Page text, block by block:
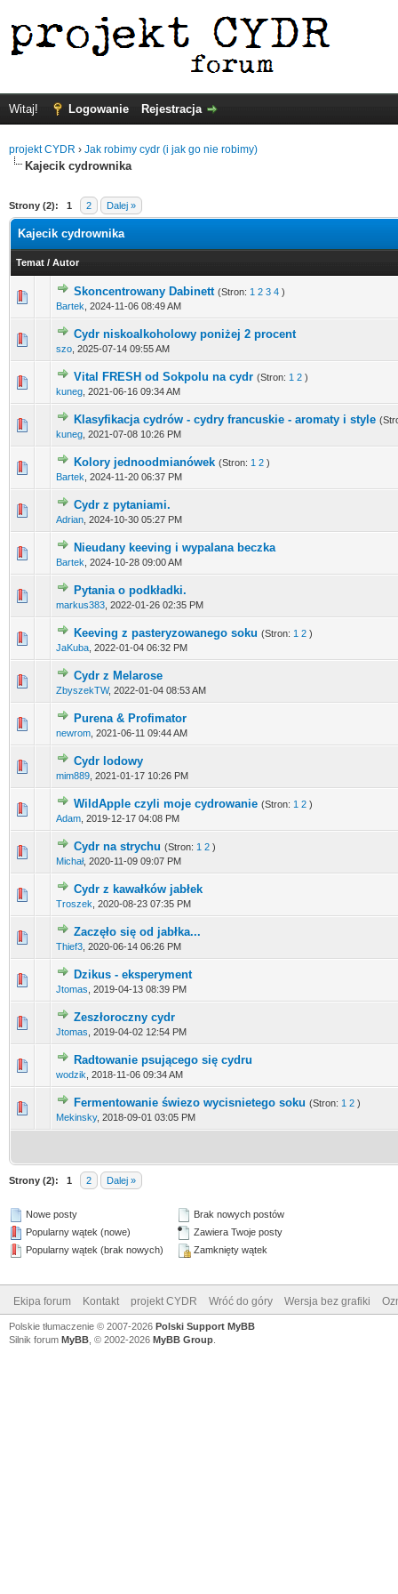
Witaj! Logowanie Rejestracja
projekt CYDR › Jak robimy cydr (i jak go nie robimy)
Kajecik cydrownika
Strony (2): 1 2 Dalej »
Kajecik cydrownika
Temat / Autor
Skoncentrowany Dabinett (Stron: 1 2 3 4 )
Bartek 2024-11-06 08:49 AM
Cydr niskoalkoholowy poniżej 2 procent
szo 2025-07-14 09:55 AM
Vital FRESH od Sokpolu na cydr (Stron: 1 2 )
kuneg 2021-06-16 09:34 AM
Klasyfikacja cydrów - cydry francuskie - aromaty i style
kuneg 2021-07-08 10:26 PM
Kolory jednoodmianówek (Stron: 1 2 )
Bartek 2024-11-20 06:37 PM
Cydr z pytaniami.
Adrian 2024-10-30 05:27 PM
Nieudany keeving i wypalana beczka
Bartek 2024-10-28 09:00 AM
Pytania o podkładki.
markus383 2022-01-26 02:35 PM
Keeving z pasteryzowanego soku (Stron: 1 2 )
JaKuba 2022-01-04 06:32 PM
Cydr z Melarose
ZbyszekTW, 2022-01-04 08:53 AM
Purena & Profimator
newrom 2021-06-11 09:44 AM
Cydr lodowy
mim889 2021-01-17 10:26 PM
WildApple czyli moje cydrowanie (Stron: 1 2 )
Adam 2019-12-17 04:08 PM
Cydr na strychu (Stron: 1 2 )
Michał, 2020-11-09 09:07 PM
Cydr z kawałków jabłek
Troszek 2020-08-23 07:35 PM
Zaczęło się od jabłka...
Thief3 2020-06-14 06:26 PM
Dzikus - eksperyment
Jtomas 2019-04-13 08:39 PM
Zeszłoroczny cydr
Jtomas 2019-04-02 12:54 PM
Radtowanie psującego się cydru
wodzik 2018-11-06 09:34 AM
Fermentowanie świezo wycisnietego soku (Stron: 1 2 )
Mekinsky, 2018-09-01 03:05 PM
Strony (2): 1 2 Dalej »
Nowe posty
Popularny wątek (nowe)
Popularny wątek (brak nowych)
Brak nowych postów
Zawiera Twoje posty
Zamknięty wątek
Ekipa forum Kontakt projekt CYDR Wróć do góry Wersja bez grafiki
Polskie tłumaczenie © 2007-2026 Polski Support MyBB
Silnik forum MyBB , © 2002-2026 MyBB Group